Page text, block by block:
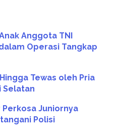
Anggota TNI
Operasi Tangkap
Tewas oleh Pria
Selatan
Perkosa Juniornya
Polisi